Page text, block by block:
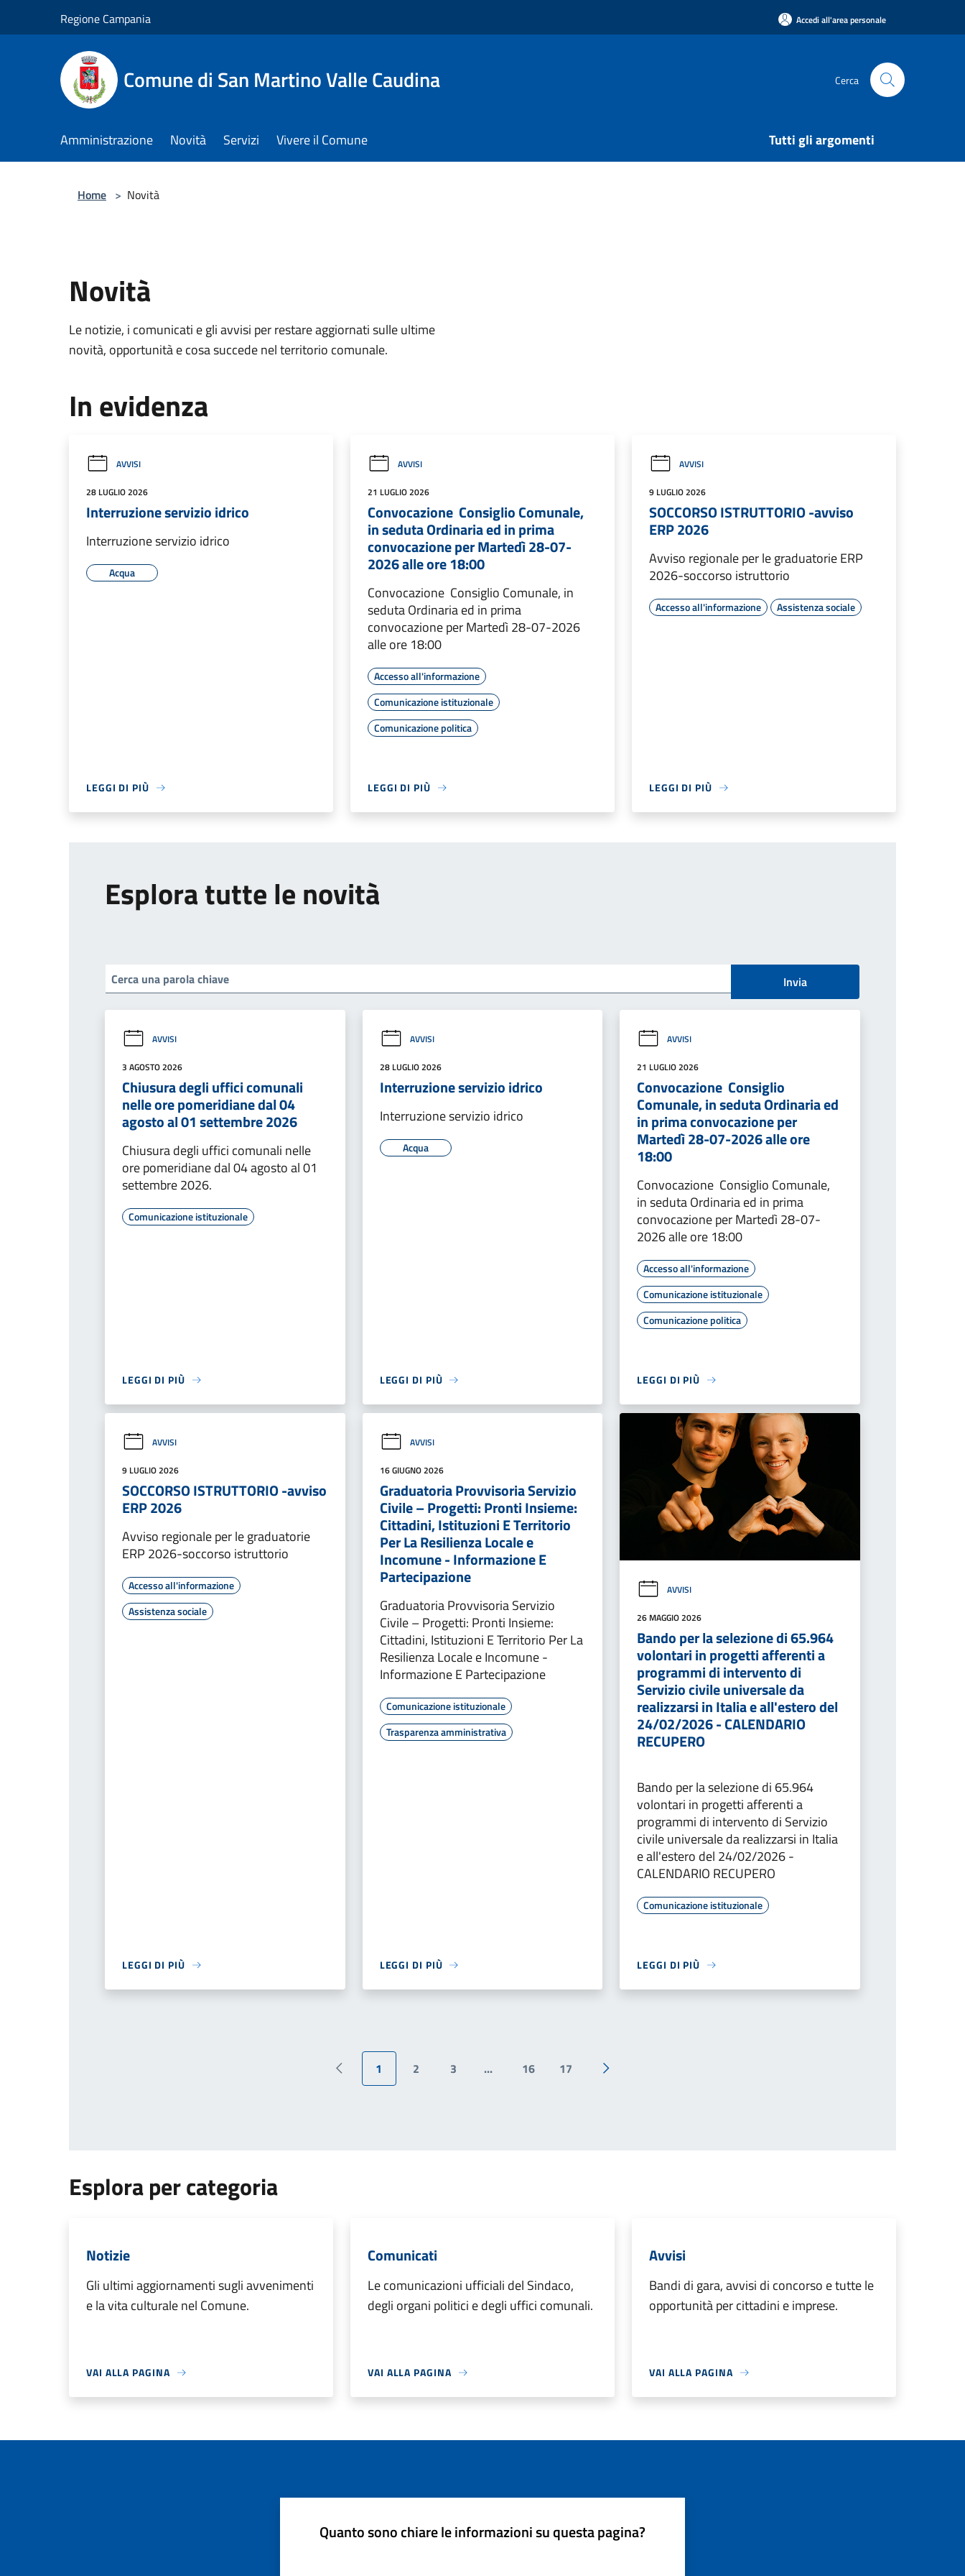
Regione Campania Accedi all'area personale
Comune di San Martino Valle Caudina Cerca
Amministrazione Novità Servizi Vivere il Comune Tutti gli argomenti
Home > Novità
Novità
Le notizie, i comunicati e gli avvisi per restare aggiornati sulle ultime
novità, opportunità e cosa succede nel territorio comunale.
In evidenza
AVVISI
28 LUGLIO 2026
Interruzione servizio idrico
Interruzione servizio idrico
Acqua
LEGGI DI PIÙ
AVVISI
21 LUGLIO 2026
Convocazione Consiglio Comunale,
in seduta Ordinaria ed in prima
convocazione per Martedì 28-07-
2026 alle ore 18:00
Convocazione Consiglio Comunale, in
seduta Ordinaria ed in prima
convocazione per Martedì 28-07-2026
alle ore 18:00
Accesso all'informazione
Comunicazione istituzionale
Comunicazione politica
LEGGI DI PIÙ
AVVISI
9 LUGLIO 2026
SOCCORSO ISTRUTTORIO -avviso
ERP 2026
Avviso regionale per le graduatorie ERP
2026-soccorso istruttorio
Accesso all'informazione Assistenza sociale
LEGGI DI PIÙ
Esplora tutte le novità
Invia
AVVISI
3 AGOSTO 2026
Chiusura degli uffici comunali
nelle ore pomeridiane dal 04
agosto al 01 settembre 2026
Chiusura degli uffici comunali nelle
ore pomeridiane dal 04 agosto al 01
settembre 2026.
Comunicazione istituzionale
LEGGI DI PIÙ
AVVISI
28 LUGLIO 2026
Interruzione servizio idrico
Interruzione servizio idrico
Acqua
LEGGI DI PIÙ
AVVISI
21 LUGLIO 2026
Convocazione Consiglio
Comunale, in seduta Ordinaria ed
in prima convocazione per
Martedì 28-07-2026 alle ore
18:00
Convocazione Consiglio Comunale,
in seduta Ordinaria ed in prima
convocazione per Martedì 28-07-
2026 alle ore 18:00
Accesso all'informazione
Comunicazione istituzionale
Comunicazione politica
LEGGI DI PIÙ
AVVISI
9 LUGLIO 2026
SOCCORSO ISTRUTTORIO -avviso
ERP 2026
Avviso regionale per le graduatorie
ERP 2026-soccorso istruttorio
Accesso all'informazione
Assistenza sociale
LEGGI DI PIÙ
AVVISI
16 GIUGNO 2026
Graduatoria Provvisoria Servizio
Civile – Progetti: Pronti Insieme:
Cittadini, Istituzioni E Territorio
Per La Resilienza Locale e
Incomune - Informazione E
Partecipazione
Graduatoria Provvisoria Servizio
Civile – Progetti: Pronti Insieme:
Cittadini, Istituzioni E Territorio Per La
Resilienza Locale e Incomune -
Informazione E Partecipazione
Comunicazione istituzionale
Trasparenza amministrativa
LEGGI DI PIÙ
AVVISI
26 MAGGIO 2026
Bando per la selezione di 65.964
volontari in progetti afferenti a
programmi di intervento di
Servizio civile universale da
realizzarsi in Italia e all'estero del
24/02/2026 - CALENDARIO
RECUPERO
Bando per la selezione di 65.964
volontari in progetti afferenti a
programmi di intervento di Servizio
civile universale da realizzarsi in Italia
e all'estero del 24/02/2026 -
CALENDARIO RECUPERO
Comunicazione istituzionale
LEGGI DI PIÙ
Pagina precedente
1 2 3 ... 16 17
Pagina successiva
Esplora per categoria
Notizie
Gli ultimi aggiornamenti sugli avvenimenti
e la vita culturale nel Comune.
VAI ALLA PAGINA
Comunicati
Le comunicazioni ufficiali del Sindaco,
degli organi politici e degli uffici comunali.
VAI ALLA PAGINA
Avvisi
Bandi di gara, avvisi di concorso e tutte le
opportunità per cittadini e imprese.
VAI ALLA PAGINA
Quanto sono chiare le informazioni su questa pagina?